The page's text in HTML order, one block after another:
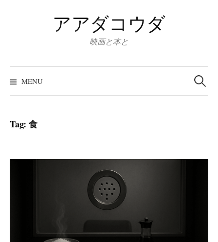
アアダコウダ
映画と本と
MENU
Search
for:
Tag:食